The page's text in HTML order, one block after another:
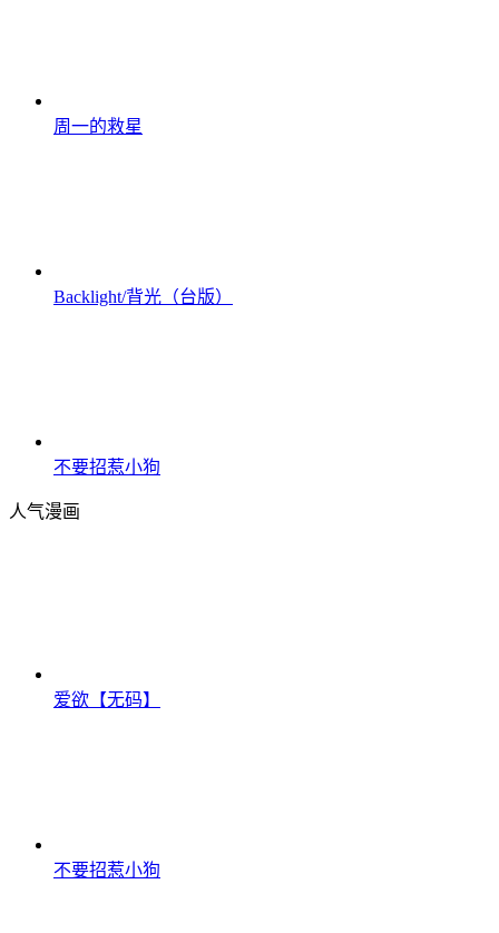
周一的救星
Backlight/背光（台版）
不要招惹小狗
人气漫画
爱欲【无码】
不要招惹小狗